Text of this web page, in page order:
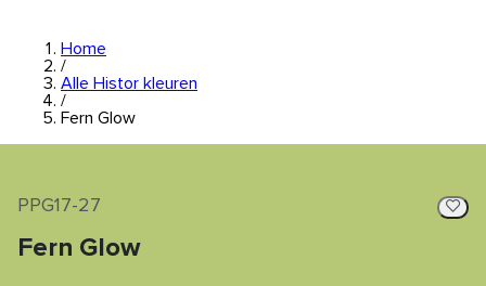
Home
/
Alle Histor kleuren
/
Fern Glow
PPG17-27
Fern Glow